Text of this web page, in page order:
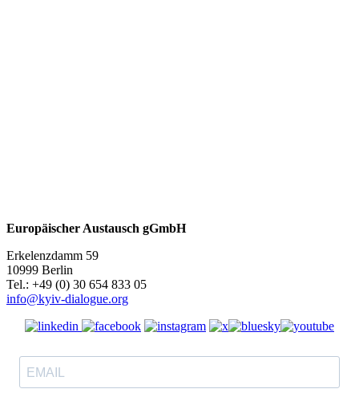
Europäischer Austausch gGmbH
Erkelenzdamm 59
10999 Berlin
Теl.: +49 (0) 30 654 833 05
info@kyiv-dialogue.org